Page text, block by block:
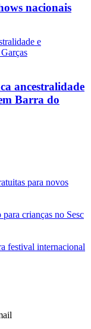
nacionais
ancestralidade
Barra do
para novos
para crianças no Sesc
festival internacional